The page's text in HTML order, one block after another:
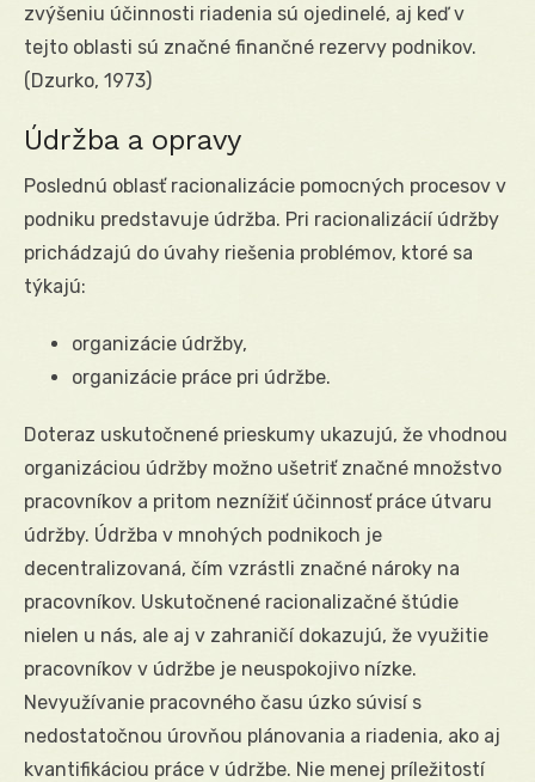
zvýšeniu účinnosti riadenia sú ojedinelé, aj keď v
tejto oblasti sú značné finančné rezervy podnikov.
(Dzurko, 1973)
Údržba a opravy
Poslednú oblasť racionalizácie pomocných procesov v
podniku predstavuje údržba. Pri racionalizácií údržby
prichádzajú do úvahy riešenia problémov, ktoré sa
týkajú:
organizácie údržby,
organizácie práce pri údržbe.
Doteraz uskutočnené prieskumy ukazujú, že vhodnou
organizáciou údržby možno ušetriť značné množstvo
pracovníkov a pritom neznížiť účinnosť práce útvaru
údržby. Údržba v mnohých podnikoch je
decentralizovaná, čím vzrástli značné nároky na
pracovníkov. Uskutočnené racionalizačné štúdie
nielen u nás, ale aj v zahraničí dokazujú, že využitie
pracovníkov v údržbe je neuspokojivo nízke.
Nevyužívanie pracovného času úzko súvisí s
nedostatočnou úrovňou plánovania a riadenia, ako aj
kvantifikáciou práce v údržbe. Nie menej príležitostí